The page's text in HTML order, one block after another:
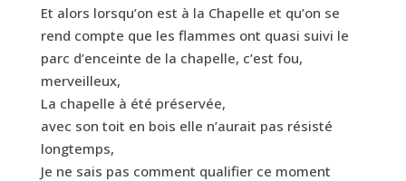
Et alors lorsqu’on est à la Chapelle et qu’on se
rend compte que les flammes ont quasi suivi le
parc d’enceinte de la chapelle, c’est fou,
merveilleux,
La chapelle à été préservée,
avec son toit en bois elle n’aurait pas résisté
longtemps,
Je ne sais pas comment qualifier ce moment